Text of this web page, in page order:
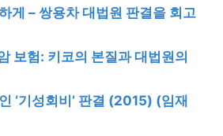
게 – 쌍용차 대법원 판결을 회고
보험: 키코의 본질과 대법원의
‘기성회비’ 판결 (2015) (임재